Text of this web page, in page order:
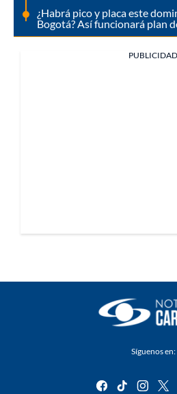
¿Habrá pico y placa este
Bogotá? Así funcionará plan
PUBLICIDAD
Síguenos en:
facebook
tiktok